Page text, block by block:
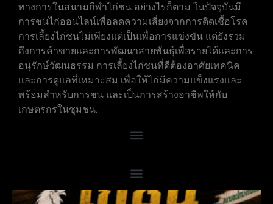
ทางการในสนามกีฬาไก่ชน อย่างไรก็ตาม ในปัจจุบันมี
การชนไก่ออนไลน์เพื่อลดความเสี่ยงจากการติดเชื้อโรค
การเลี้ยงไก่ชนไม่เพียงแต่เป็นเพื่อการแข่งขัน แต่ยังรวม
ถึงการค้าขายและการพัฒนาสายพันธุ์เพื่อรายได้และการ
อนุรักษ์วัฒนธรรม การเลี้ยงไก่ชนที่ดีต้องอาศัยเทคนิค
และการดูแลที่เหมาะสม เพื่อให้ไก่มีความแข็งแรงและ
พร้อมสำหรับการชน และเป็นการสร้างอาชีพให้กับ
เกษตรกรในชุมชน.